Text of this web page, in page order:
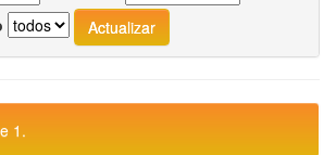
1.